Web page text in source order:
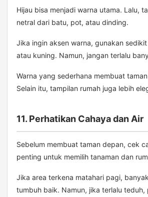
Hijau bisa menjadi warna utama. Lalu,
netral dari batu, pot, atau dinding.
Jika ingin aksen warna, gunakan
atau kuning. Namun, jangan terlalu
Warna yang sederhana membuat
Selain itu, tampilan rumah juga lebih
11. Perhatikan Cahaya dan Air
Sebelum membuat taman depan, cek
penting untuk memilih tanaman dan
Jika area terkena matahari pagi,
tumbuh baik. Namun, jika terlalu teduh,